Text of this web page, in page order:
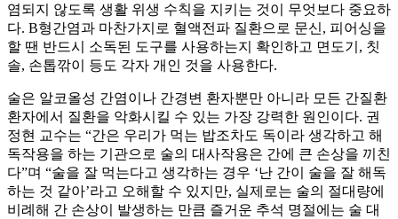
염되지 않도록 생활 위생 수칙을 지키는 것이 무엇보다 중요하
다. B형간염과 마찬가지로 혈액전파 질환으로 문신, 피어싱을
할 땐 반드시 소독된 도구를 사용하는지 확인하고 면도기, 칫
솔, 손톱깎이 등도 각자 개인 것을 사용한다.
술은 알코올성 간염이나 간경변 환자뿐만 아니라 모든 간질환
환자에서 질환을 악화시킬 수 있는 가장 강력한 원인이다. 권
정현 교수는 “간은 우리가 먹는 밥조차도 독이라 생각하고 해
독작용을 하는 기관으로 술의 대사작용은 간에 큰 손상을 끼친
다”며 “술을 잘 먹는다고 생각하는 경우 ‘난 간이 술을 잘 해독
하는 것 같아’라고 오해할 수 있지만, 실제로는 술의 절대량에
비례해 간 손상이 발생하는 만큼 즐거운 추석 명절에는 술 대